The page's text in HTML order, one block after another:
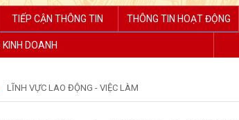
TIẾP CẬN THÔNG TIN THÔNG TIN HOẠT ĐỘNG
DOANH
LĨNH VỰC LAO ĐỘNG - VIỆC LÀM